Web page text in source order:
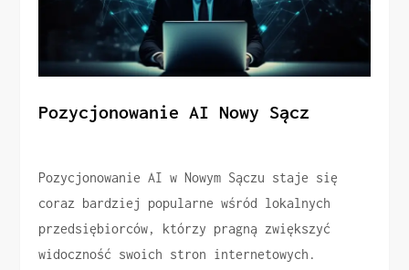
Pozycjonowanie AI Nowy Sącz
Pozycjonowanie AI w Nowym Sączu staje się
coraz bardziej popularne wśród lokalnych
przedsiębiorców, którzy pragną zwiększyć
widoczność swoich stron internetowych.